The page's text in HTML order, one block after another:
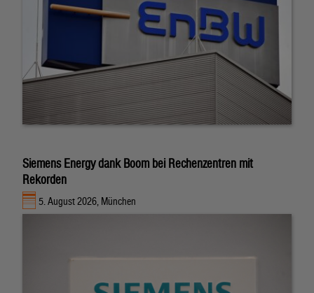
Siemens Energy dank Boom bei Rechenzentren mit
Rekorden
5. August 2026, München